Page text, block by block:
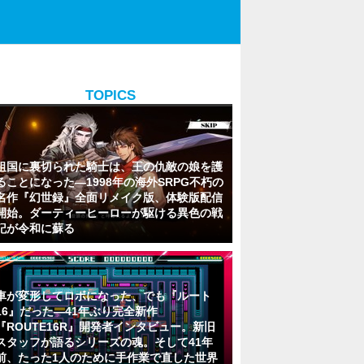
TOPICS
国に裏切られた騎士は、王の仇敵の娘を護
ことになった―1998年の海外SRPG不朽の
作『幻世録』全面リメイク版、体験版配信
始。ダーティーヒーローが駆ける異色の戦
が令和に蘇る
が変形してロボになった、でも『ルート
』だった―41年ぶり完全新作
ROUTE16R』開発者インタビュー。新旧
タッフが語るシリーズの魂。そして41年
、たった1人のために手作業で直した世界